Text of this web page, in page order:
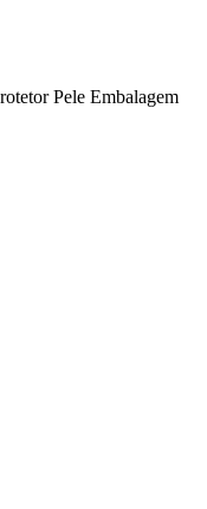
Pele Embalagem